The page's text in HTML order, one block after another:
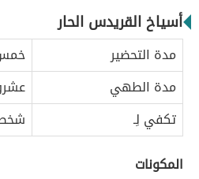
أسياخ القريدس الحار
مدة التحضير
مدة الطهي
تكفي لِـ
المكونات